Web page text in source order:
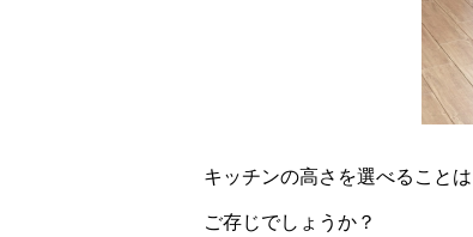
キッチンの高さを選べることは
ご存じでしょうか？